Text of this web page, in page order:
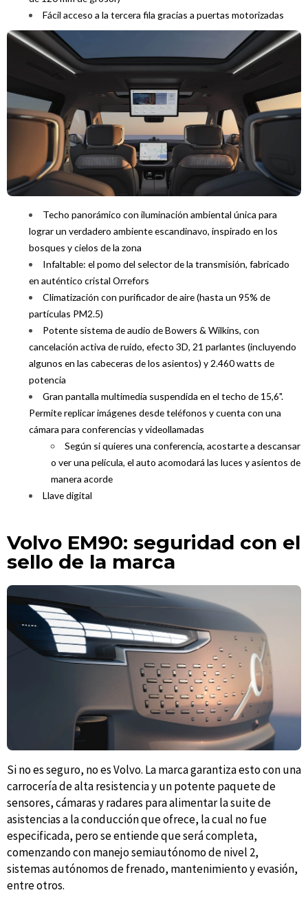
Fácil acceso a la tercera fila gracias a puertas motorizadas
Techo panorámico con iluminación ambiental única para
lograr un verdadero ambiente escandinavo, inspirado en los
bosques y cielos de la zona
Infaltable: el pomo del selector de la transmisión, fabricado
en auténtico cristal Orrefors
Climatización con purificador de aire (hasta un 95% de
partículas PM2.5)
Potente sistema de audio de Bowers & Wilkins, con
cancelación activa de ruido, efecto 3D, 21 parlantes (incluyendo
algunos en las cabeceras de los asientos) y 2.460 watts de
potencia
Gran pantalla multimedia suspendida en el techo de 15,6".
Permite replicar imágenes desde teléfonos y cuenta con una
cámara para conferencias y videollamadas
Según si quieres una conferencia, acostarte a descansar
o ver una película, el auto acomodará las luces y asientos de
manera acorde
Llave digital
Volvo EM90: seguridad con el
sello de la marca
Si no es seguro, no es Volvo. La marca garantiza esto con una
carrocería de alta resistencia y un potente paquete de
sensores, cámaras y radares para alimentar la suite de
asistencias a la conducción que ofrece, la cual no fue
especificada, pero se entiende que será completa,
comenzando con manejo semiautónomo de nivel 2,
sistemas autónomos de frenado, mantenimiento y evasión,
entre otros.